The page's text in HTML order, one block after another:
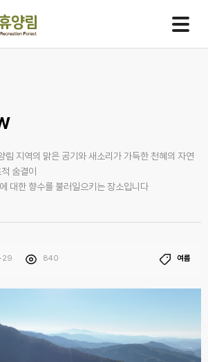
림 지역의 맑은 공기와 새소리가 가득한 천혜의 자연
숨결이
대한 향수를 불러일으키는 장소입니다
29 840 여름